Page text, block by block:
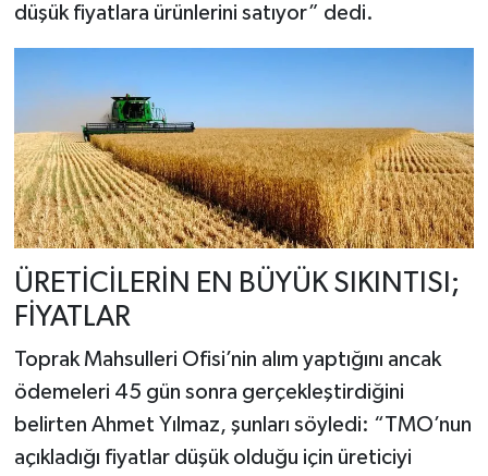
düşük fiyatlara ürünlerini satıyor” dedi.
ÜRETİCİLERİN EN BÜYÜK SIKINTISI;
FİYATLAR
Toprak Mahsulleri Ofisi’nin alım yaptığını ancak
ödemeleri 45 gün sonra gerçekleştirdiğini
belirten Ahmet Yılmaz, şunları söyledi: “TMO’nun
açıkladığı fiyatlar düşük olduğu için üreticiyi